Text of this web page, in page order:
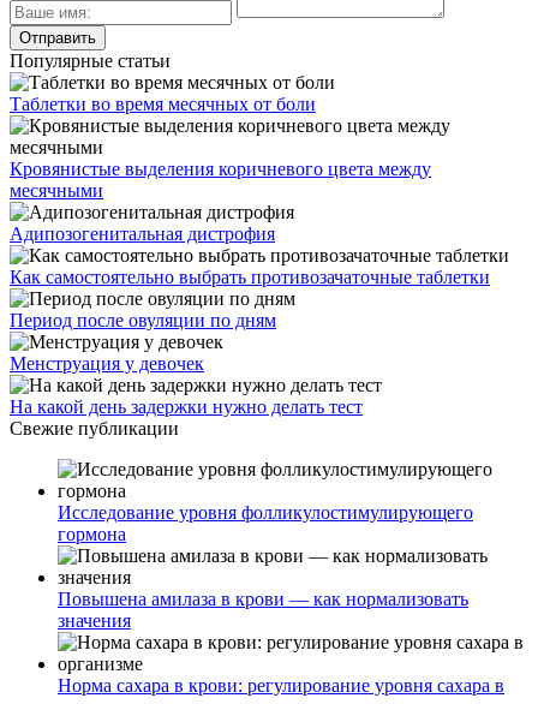
Популярные статьи
Таблетки во время месячных от боли
Кровянистые выделения коричневого цвета между
месячными
Адипозогенитальная дистрофия
Как самостоятельно выбрать противозачаточные таблетки
Период после овуляции по дням
Менструация у девочек
На какой день задержки нужно делать тест
Свежие публикации
Исследование уровня фолликулостимулирующего
гормона
Повышена амилаза в крови — как нормализовать
значения
Норма сахара в крови: регулирование уровня сахара в